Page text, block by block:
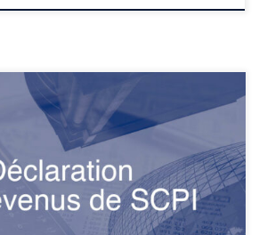
d’investisseur en SCPI : mon
000 euros en SCPI à crédit. Ce que j’aime
je me contente de recevoir mes loyers
délégué à la société de gestion : achat,
des […]